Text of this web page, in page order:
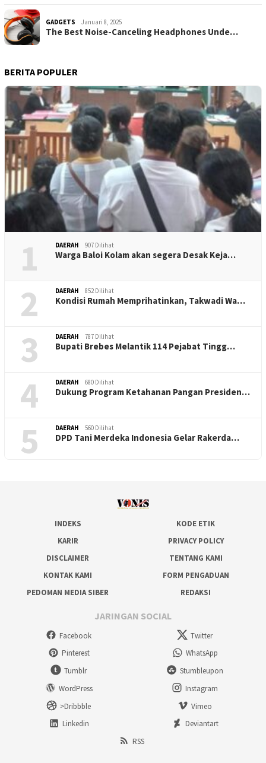
GADGETS Januari 8, 2025
The Best Noise-Canceling Headphones Unde…
BERITA POPULER
1 DAERAH 907 Dilihat
Warga Baloi Kolam akan segera Desak Keja…
2 DAERAH 852 Dilihat
Kondisi Rumah Memprihatinkan, Takwadi Wa…
3 DAERAH 787 Dilihat
Bupati Brebes Melantik 114 Pejabat Tingg…
4 DAERAH 680 Dilihat
Dukung Program Ketahanan Pangan Presiden…
5 DAERAH 560 Dilihat
DPD Tani Merdeka Indonesia Gelar Rakerda…
INDEKS
KODE ETIK
KARIR
PRIVACY POLICY
DISCLAIMER
TENTANG KAMI
KONTAK KAMI
FORM PENGADUAN
PEDOMAN MEDIA SIBER
REDAKSI
JARINGAN SOCIAL
Facebook
Twitter
Pinterest
WhatsApp
Tumblr
Stumbleupon
WordPress
Instagram
>Dribbble
Vimeo
Linkedin
Deviantart
RSS